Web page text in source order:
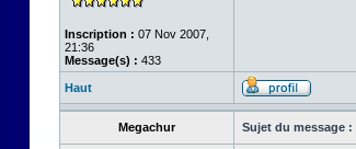
Inscription : 07 Nov 2007,
21:36
Message(s) : 433
Haut
Megachur Sujet du message :